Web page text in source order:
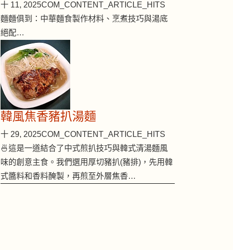
十 11, 2025COM_CONTENT_ARTICLE_HITS
麵麵俱到：中華麵食製作材料、烹煮技巧與湯底
絕配…
韓風焦香豬扒湯麵
十 29, 2025COM_CONTENT_ARTICLE_HITS
🍜這是一道結合了中式煎扒技巧與韓式清湯麵風
味的創意主食。我們選用厚切豬扒(豬排)，先用韓
式醬料和香料醃製，再煎至外層焦香…